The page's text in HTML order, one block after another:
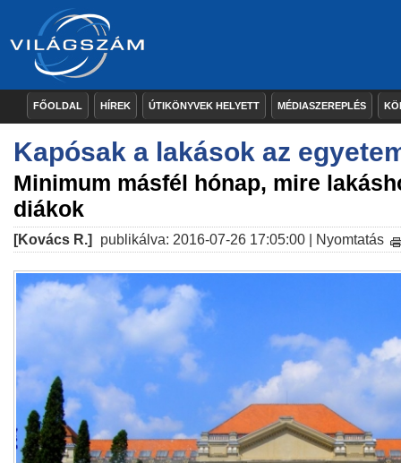
FŐOLDAL HÍREK ÚTIKÖNYVEK HELYETT MÉDIASZEREPLÉS
Kapósak a lakások az
Minimum másfél hónap, mire
diákok
[Kovács R.] publikálva: 2016-07-26 17:05:00 | Nyomtatás